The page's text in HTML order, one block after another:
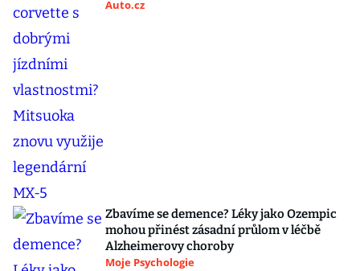
Auto.cz
Zbavíme se demence? Léky jako Ozempic
mohou přinést zásadní průlom v léčbě
Alzheimerovy choroby
Moje Psychologie